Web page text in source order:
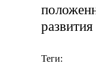
Теги: